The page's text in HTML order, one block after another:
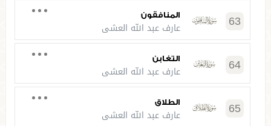
63 المنافقون
عارف عبد الله العشي
64 التغابن
عارف عبد الله العشي
65 الطلاق
عارف عبد الله العشي